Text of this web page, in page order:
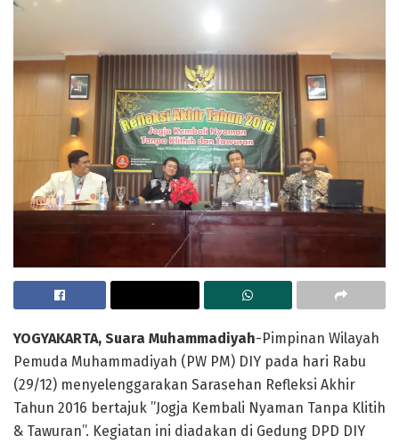
YOGYAKARTA, Suara Muhammadiyah-Pimpinan Wilayah
Pemuda Muhammadiyah (PW PM) DIY pada hari Rabu
(29/12) menyelenggarakan Sarasehan Refleksi Akhir
Tahun 2016 bertajuk ”Jogja Kembali Nyaman Tanpa Klitih
& Tawuran”. Kegiatan ini diadakan di Gedung DPD DIY